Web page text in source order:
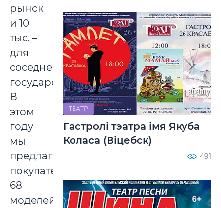
рынок
и 10
тыс. –
для
соседнего
государства.
В
этом
году
мы
предлагаем
покупателям
68
моделей
ТЕАТР
Гастролі тэатра імя Якуба
Коласа (Віцебск)
491